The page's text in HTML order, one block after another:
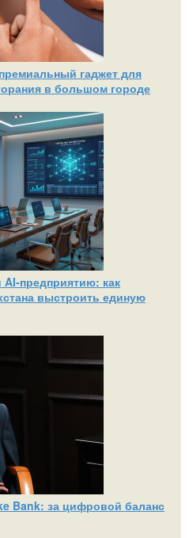
гаджет для
в большом городе
как
выстроить единую
Bank: за цифровой баланс